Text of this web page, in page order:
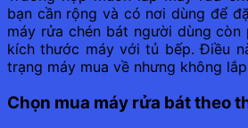
bạn cần rộng và có nơi dùng để
máy rửa chén bát người dùng
kích thước máy với tủ bếp. Điều
trạng máy mua về nhưng không
Chọn mua máy rửa bát theo